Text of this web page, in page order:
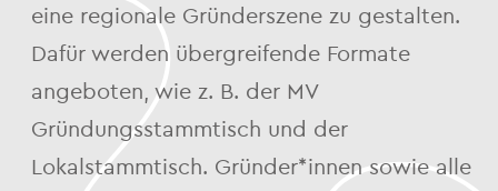
eine regionale Gründerszene zu gestalten.
Dafür werden übergreifende Formate
angeboten, wie z. B. der MV
Gründungsstammtisch und der
Lokalstammtisch. Gründer*innen sowie alle